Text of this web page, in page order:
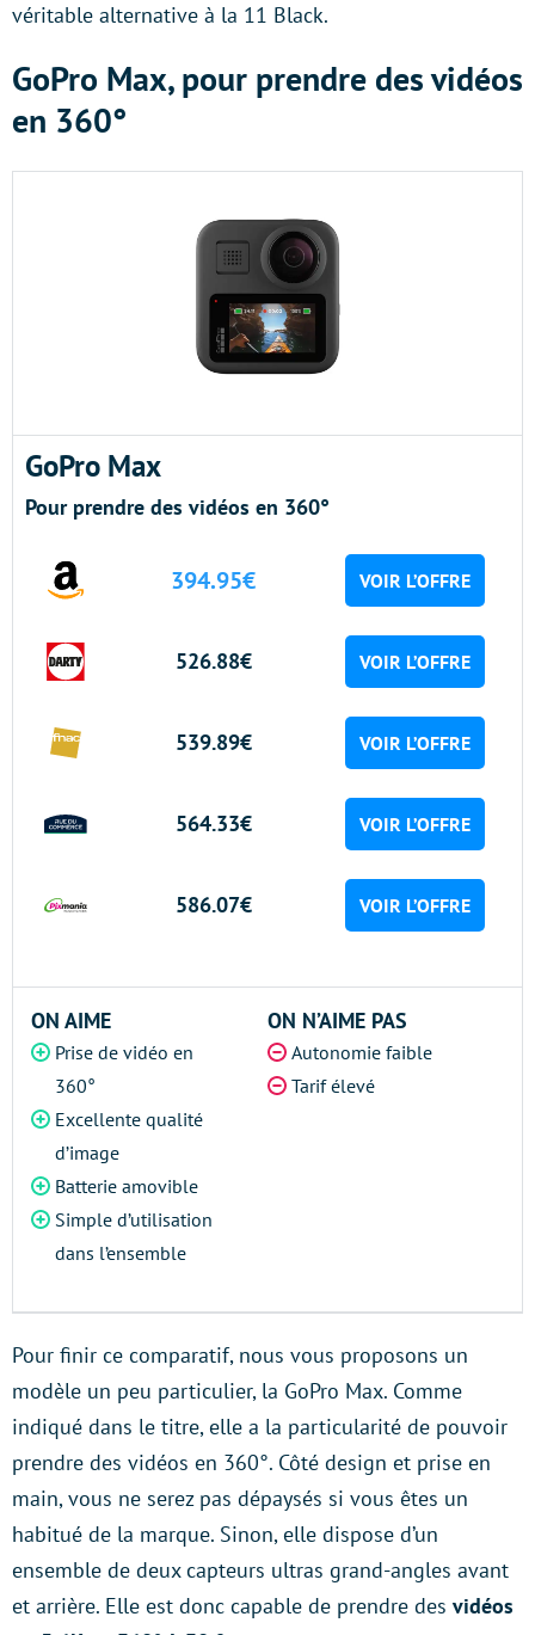
véritable alternative à la 11 Black.
GoPro Max, pour prendre des vidéos
en 360°
GoPro Max
Pour prendre des vidéos en 360°
394.95€ VOIR L’OFFRE
526.88€ VOIR L’OFFRE
539.89€ VOIR L’OFFRE
564.33€ VOIR L’OFFRE
586.07€ VOIR L’OFFRE
ON AIME
Prise de vidéo en
360°
Excellente qualité
d’image
Batterie amovible
Simple d’utilisation
dans l’ensemble
ON N’AIME PAS
Autonomie faible
Tarif élevé
Pour finir ce comparatif, nous vous proposons un
modèle un peu particulier, la GoPro Max. Comme
indiqué dans le titre, elle a la particularité de pouvoir
prendre des vidéos en 360°. Côté design et prise en
main, vous ne serez pas dépaysés si vous êtes un
habitué de la marque. Sinon, elle dispose d’un
ensemble de deux capteurs ultras grand-angles avant
et arrière. Elle est donc capable de prendre des vidéos